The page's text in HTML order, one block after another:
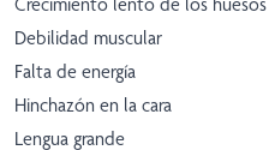
Debilidad muscular
Falta de energía
Hinchazón en la cara
Lengua grande